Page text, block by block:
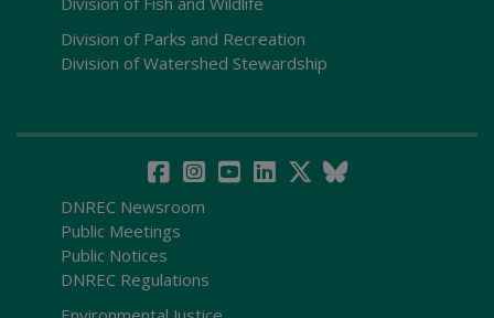
Division of Parks and Recreation
Division of Watershed Stewardship
DNREC Newsroom
Public Meetings
Public Notices
DNREC Regulations